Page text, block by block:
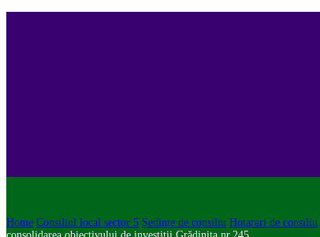
Home Consiliul local sector 5 Ședințe de consiliu Hotarari de consiliu